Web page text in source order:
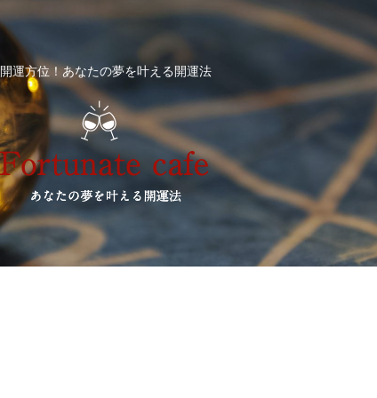
開運方位！あなたの夢を叶える開運法